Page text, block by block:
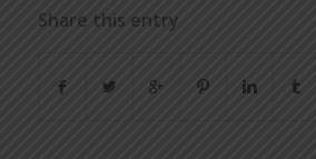
Share this entry